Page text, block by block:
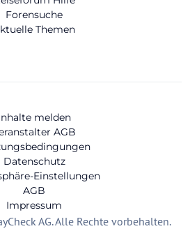
Forensuche
Themen
melden
AGB
Datenschutz
Einstellungen
AGB
Impressum
AG. Alle Rechte vorbehalten.